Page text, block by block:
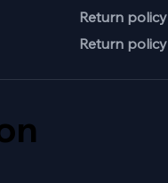
Return policy
Return policy